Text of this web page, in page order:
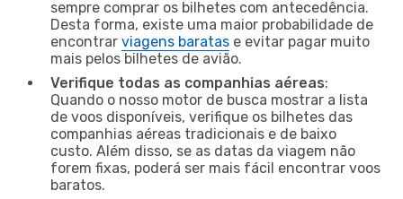
sempre comprar os bilhetes com antecedência.
Desta forma, existe uma maior probabilidade de
encontrar viagens baratas e evitar pagar muito
mais pelos bilhetes de avião.
Verifique todas as companhias aéreas:
Quando o nosso motor de busca mostrar a lista
de voos disponíveis, verifique os bilhetes das
companhias aéreas tradicionais e de baixo
custo. Além disso, se as datas da viagem não
forem fixas, poderá ser mais fácil encontrar voos
baratos.